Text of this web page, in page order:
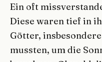
Ein oft
Diese waren tief in
Götter,
mussten, um die